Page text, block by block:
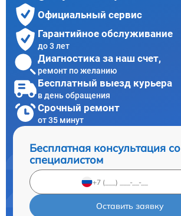
Официальный сервис
Гарантийное обслуживание
до 3 лет
Диагностика за наш счет,
ремонт по желанию
Бесплатный выезд курьера
в день обращения
Срочный ремонт
от 35 минут
Бесплатная консультация со
специалистом
Оставить заявку